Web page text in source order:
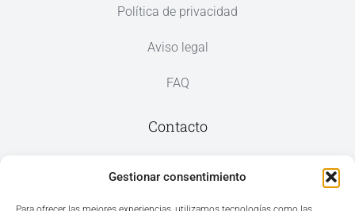
Gestionar consentimiento
Política de privacidad
Aviso legal
FAQ
Contacto
Av. del Mar, 59, 03187 Los Montesinos,